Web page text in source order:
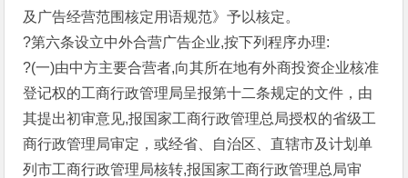
及广告经营范围核定用语规范》予以核定。
?第六条设立中外合营广告企业,按下列程序办理:
?(一)由中方主要合营者,向其所在地有外商投资企业核准
登记权的工商行政管理局呈报第十二条规定的文件，由
其提出初审意见,报国家工商行政管理总局授权的省级工
商行政管理局审定，或经省、自治区、直辖市及计划单
列市工商行政管理局核转,报国家工商行政管理总局审